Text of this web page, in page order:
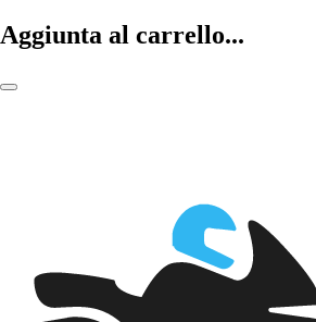
Aggiunta al carrello...